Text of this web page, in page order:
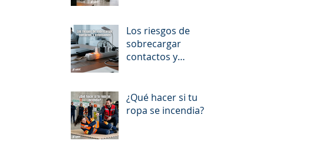
alguien más actúe
Los riesgos de
sobrecargar
contactos y
¿Qué hacer si tu
ropa se incendia?